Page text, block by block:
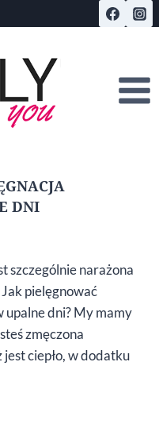
DNI
szczególnie narażona
pielęgnować
dni? My mamy
zmęczona
jest ciepło, w dodatku